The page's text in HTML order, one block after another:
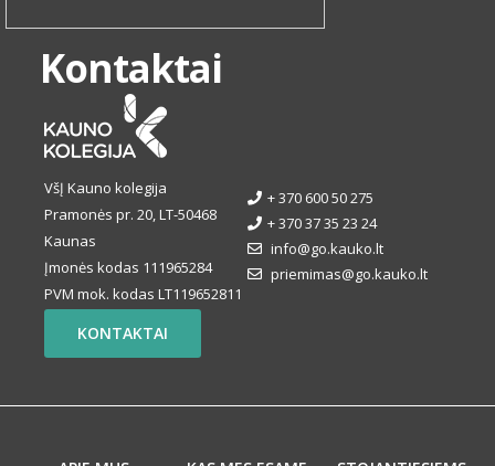
Kontaktai
VšĮ Kauno kolegija
Pramonės pr. 20, LT-50468
Kaunas
Įmonės kodas 111965284
PVM mok. kodas LT119652811
+ 370 600 50 275
+ 370 37 35 23 24
info@go.kauko.lt
priemimas@go.kauko.lt
KONTAKTAI